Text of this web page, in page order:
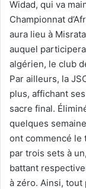
Widad, qui va
Championnat
aura lieu à
auquel
algérien, le club
Par ailleurs, la
plus, affichant
sacre final.
quelques
ont commencé le
par trois sets à
battant
à zéro. Ainsi,